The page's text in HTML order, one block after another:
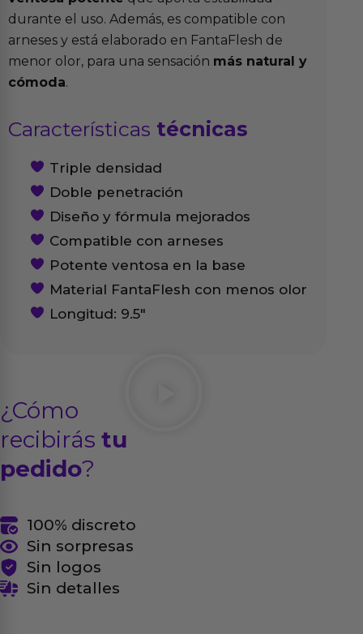
durante el uso. Además, es compatible con
arneses y está elaborado en FantaFlesh de
menor olor, para una sensación más natural y
cómoda.
Características técnicas
Triple densidad
Doble penetración
Diseño y fórmula mejorados
Compatible con arneses
Potente ventosa en la base
Material FantaFlesh con menos olor
Longitud: 9.5″
¿Cómo
recibirás tu
pedido?
100% discreto
Sin sorpresas
Sin logos
Sin detalles